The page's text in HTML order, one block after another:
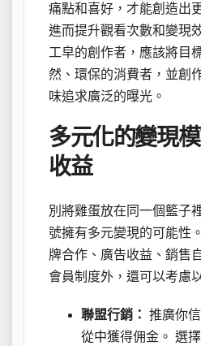
痛點和喜好，才能創造出
進而提升觀看次數和變現
工皁的創作者，應該將目
然、環保的消費者，並創
味追求廣泛的曝光。
多元化的變現
收益
別將雞蛋放在同一個籃子
號擁有多元變現的可能性
牌合作、廣告收益、銷售
會員制度外，還可以考慮
聯盟行銷： 推廣你
從中獲得佣金。 選